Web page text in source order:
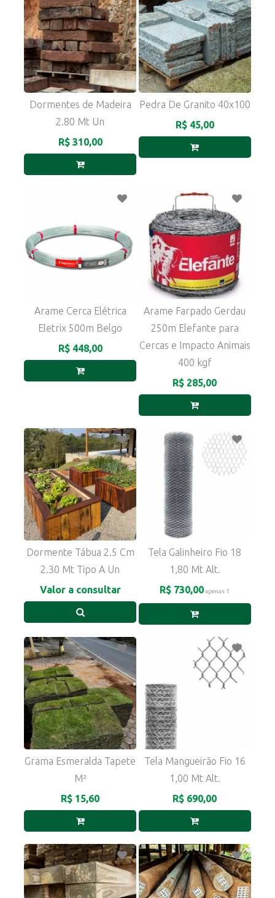
Dormentes de Madeira
2.80 Mt Un
R$ 310,00
Pedra De Granito 40x100
R$ 45,00
Arame Cerca Elétrica
Eletrix 500m Belgo
R$ 448,00
Arame Farpado Gerdau
250m Elefante para
Cercas e Impacto Animais
400 kgf
R$ 285,00
Dormente Tábua 2.5 Cm
2.30 Mt Tipo A Un
Valor a consultar
Tela Galinheiro Fio 18
1,80 Mt Alt.
R$ 730,00apenas 1
Grama Esmeralda Tapete
M²
R$ 15,60
Tela Mangueirão Fio 16
1,00 Mt Alt.
R$ 690,00